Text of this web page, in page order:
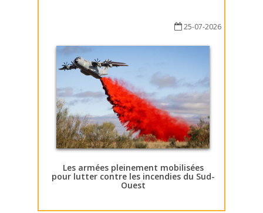
25-07-2026
Les armées pleinement mobilisées
pour lutter contre les incendies du Sud-
Ouest